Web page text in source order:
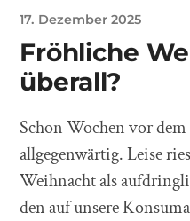
17. Dezember 2025
Fröhliche
überall?
Schon Wochen vor
allgegenwärtig. Leise
Weihnacht als
den auf unsere